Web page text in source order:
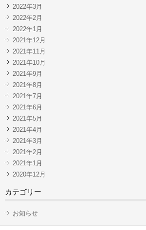
2022年3月
2022年2月
2022年1月
2021年12月
2021年11月
2021年10月
2021年9月
2021年8月
2021年7月
2021年6月
2021年5月
2021年4月
2021年3月
2021年2月
2021年1月
2020年12月
カテゴリー
お知らせ